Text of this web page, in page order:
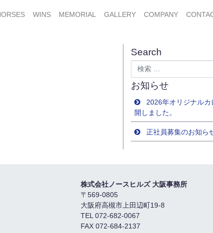
WINS MEMORIAL GALLERY COMPANY
Search
検索
お知らせ
2026年オリジナル
開しました。
正社員募集のお知ら
株式会社ノースヒルズ 大阪事務所
〒569-0805
大阪府高槻市上田辺町19-8
TEL 072-682-0067
FAX 072-684-2137